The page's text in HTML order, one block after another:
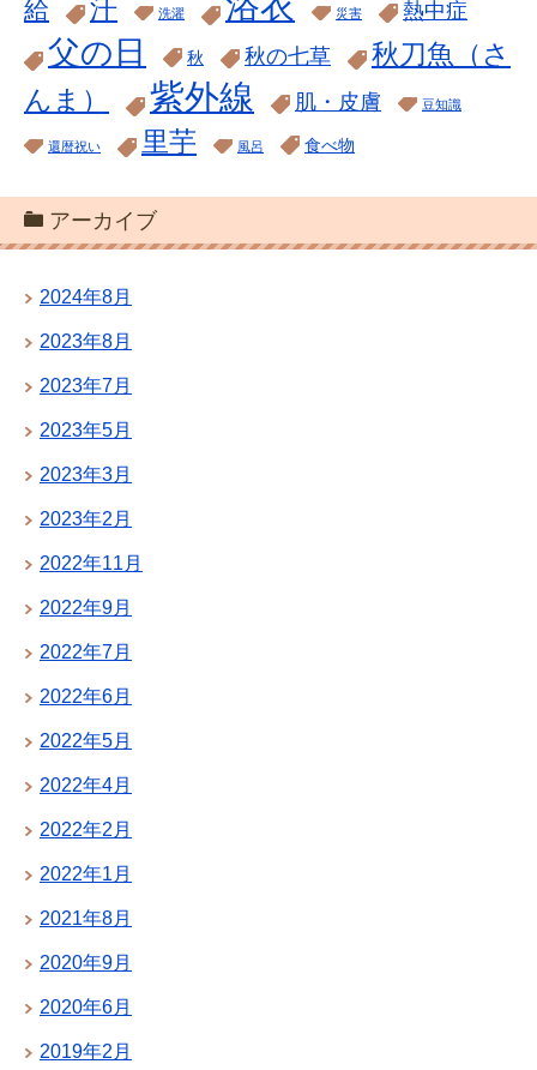
給
汗 洗濯 災害 熱中症
父の日 秋 秋の七草
秋刀魚（さ
んま）
紫外線 肌・皮膚 豆知識
還暦祝い 里芋 風呂 食べ物
アーカイブ
2024年8月
2023年8月
2023年7月
2023年5月
2023年3月
2023年2月
2022年11月
2022年9月
2022年7月
2022年6月
2022年5月
2022年4月
2022年2月
2022年1月
2021年8月
2020年9月
2020年6月
2019年2月